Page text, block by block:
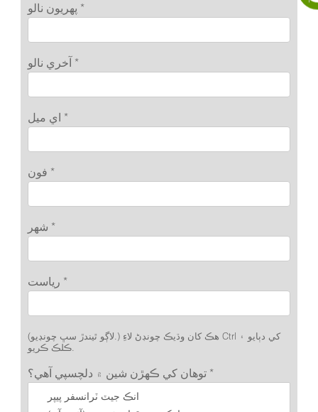
پهريون نالو *
آخري نالو *
اي ميل *
فون *
شهر *
رياست *
(لاڳو ٿيندڙ سڀ چونڊيو.) هڪ کان وڌيڪ چونڊڻ لاءِ Ctrl کي دٻايو ۽
توهان کي ڪهڙن شين ۾ دلچسپي آهي؟ *